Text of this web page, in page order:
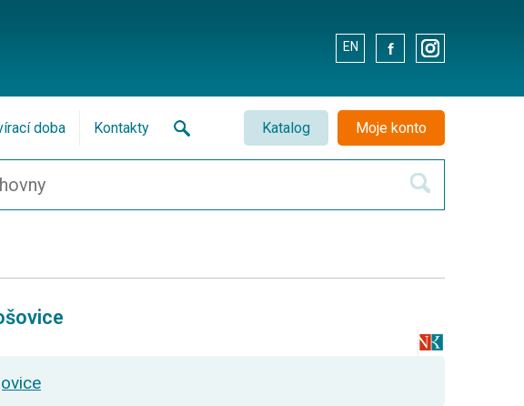
EN . .
Katalog Moje konto
doba Kontakty